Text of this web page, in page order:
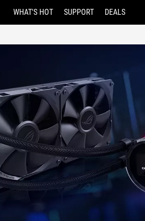
WHAT'S HOT SUPPORT DEALS